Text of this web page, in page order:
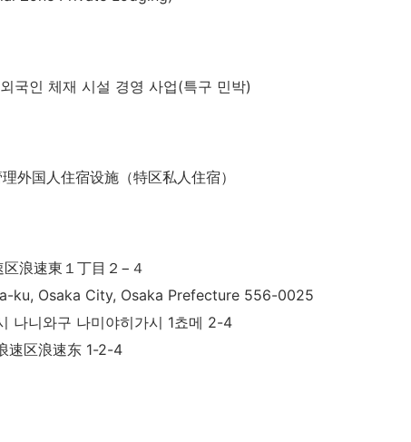
국인 체재 시설 경영 사업(특구 민박)
外国人住宿设施（特区私人住宿）
浪速東１丁目２−４
ku, Osaka City, Osaka Prefecture 556-0025
나니와구 나미야히가시 1쵸메 2-4
速区浪速东 1-2-4